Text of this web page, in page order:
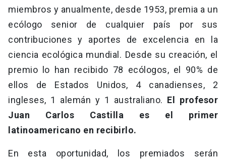
miembros y anualmente, desde 1953, premia a un
ecólogo senior de cualquier país por sus
contribuciones y aportes de excelencia en la
ciencia ecológica mundial. Desde su creación, el
premio lo han recibido 78 ecólogos, el 90% de
ellos de Estados Unidos, 4 canadienses, 2
ingleses, 1 alemán y 1 australiano. El profesor
Juan Carlos Castilla es el primer
latinoamericano en recibirlo.
En esta oportunidad, los premiados serán